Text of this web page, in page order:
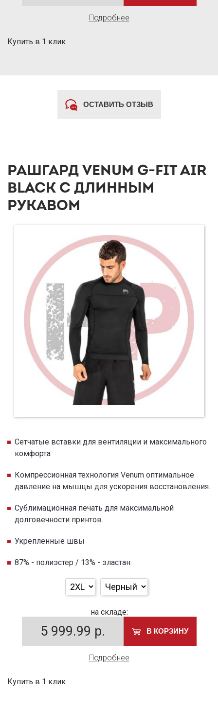
Подробнее
Купить в 1 клик
ОСТАВИТЬ ОТЗЫВ
РАШГАРД VENUM G-FIT AIR
BLACK С ДЛИННЫМ
РУКАВОМ
Сетчатые вставки для вентиляции и максимального
комфорта
Компрессионная технология Venum оптимальное
давление на мышцы для ускорения восстановления.
Сублимационная печать для максимальной
долговечности принтов.
Укрепленные швы
87% - полиэстер / 13% - эластан.
на складе:
5 999.99 р. В КОРЗИНУ
Подробнее
Купить в 1 клик